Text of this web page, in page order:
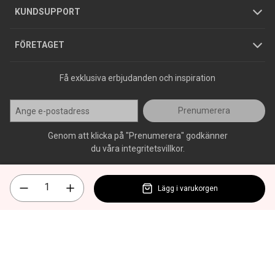
KUNDSUPPORT
Varumärken
FÖRETAGET
Jobba hos oss
Press
Få exklusiva erbjudanden och inspiration
Prenumerera
Genom att klicka på "Prenumerera" godkänner
du våra integritetsvillkor.
Lägg i varukorgen